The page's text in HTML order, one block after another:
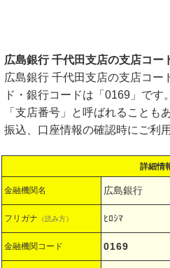
広島銀行 千代田支店の支店コー
広島銀行 千代田支店の支店コー
ド・銀行コードは「0169」で
「支店番号」と呼ばれることも
振込、口座情報の確認時にご利
詳細情
金融機関名 広島銀行
フリガナ （読み方） ﾋﾛｼﾏ
金融機関コード 0169